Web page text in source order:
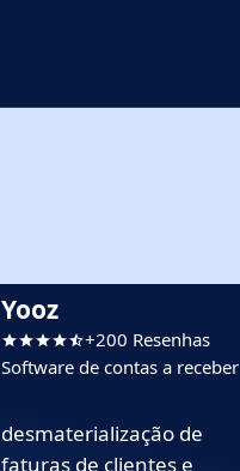
Yooz
+200 Resenhas
Software de contas a receber
desmaterialização de
faturas de clientes e